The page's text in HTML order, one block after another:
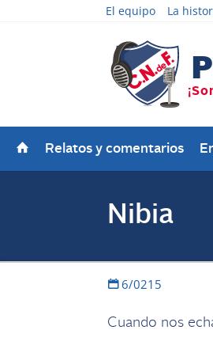
El equipo La
Relatos y comentarios
Nibia
6/0215
Cuando nos